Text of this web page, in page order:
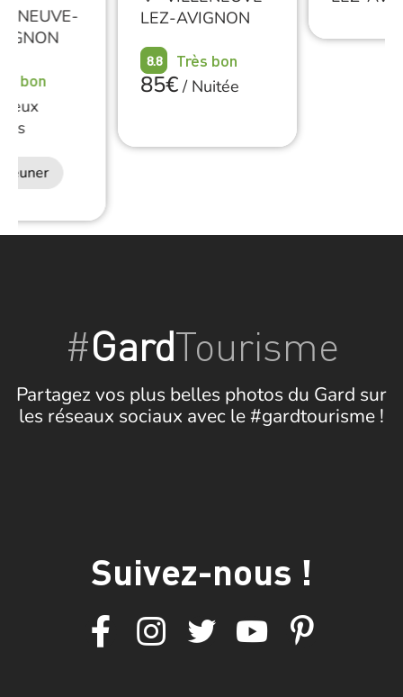
bon
LEZ-AVIGNON
8.8 Très bon
85€/Nuitée
#GardTourisme
Partagez vos plus belles photos du Gard sur
les réseaux sociaux avec le #gardtourisme !
Suivez-nous !